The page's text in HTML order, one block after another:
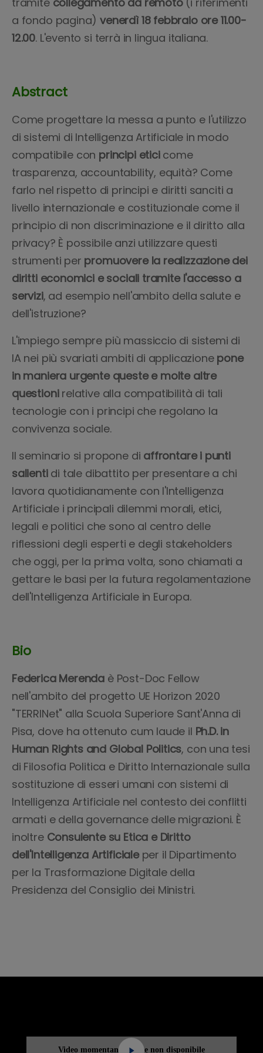
a fondo pagina)venerdì 18 febbraio ore 11.00-
12.00. L'evento si terrà in lingua italiana.
Abstract
Come progettare la messa a punto e l'utilizzo
di sistemi di Intelligenza Artificiale in modo
compatibile con principi etici come
trasparenza, accountability, equità? Come
farlo nel rispetto di principi e diritti sanciti a
livello internazionale e costituzionale come il
principio di non discriminazione e il diritto alla
privacy? È possibile anzi utilizzare questi
strumenti per promuovere la realizzazione dei
diritti economici e sociali tramite l'accesso a
servizi, ad esempio nell'ambito della salute e
dell'istruzione?
L'impiego sempre più massiccio di sistemi di
IA nei più svariati ambiti di applicazione pone
in maniera urgente queste e molte altre
questionirelative alla compatibilità di tali
tecnologie con i principi che regolano la
convivenza sociale.
Il seminario si propone di affrontare i punti
salientidi tale dibattito per presentare a chi
lavora quotidianamente con l'Intelligenza
Artificiale i principali dilemmi morali, etici,
legali e politici che sono al centro delle
riflessioni degli esperti e degli stakeholders
che oggi, per la prima volta, sono chiamati a
gettare le basi per la futura regolamentazione
dell'Intelligenza Artificiale in Europa.
Bio
Federica Merenda è Post-Doc Fellow
nell'ambito del progetto UE Horizon 2020
"TERRINet" alla Scuola Superiore Sant'Anna di
Pisa, dove ha ottenuto cum laude il Ph.D. in
Human Rights and Global Politics, con una tesi
di Filosofia Politica e Diritto Internazionale sulla
sostituzione di esseri umani con sistemi di
Intelligenza Artificiale nel contesto dei conflitti
armati e della governance delle migrazioni. È
inoltreConsulente su Etica e Diritto
dell'Intelligenza Artificialeper il Dipartimento
per la Trasformazione Digitale della
Presidenza del Consiglio dei Ministri.